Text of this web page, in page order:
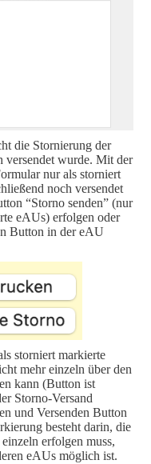
die Stornierung der
versendet wurde. Mit der
nur als storniert
noch versendet
“Storno senden” (nur
eAUs) erfolgen oder
Button in der eAU
storniert markierte
mehr einzeln über den
kann (Button ist
Storno-Versand
und Versenden Button
besteht darin, die
erfolgen muss,
eAUs möglich ist.